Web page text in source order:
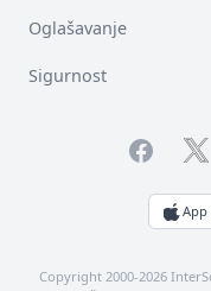
Oglašavanje
Sigurnost
Facebook
App
Copyright 2000-2026